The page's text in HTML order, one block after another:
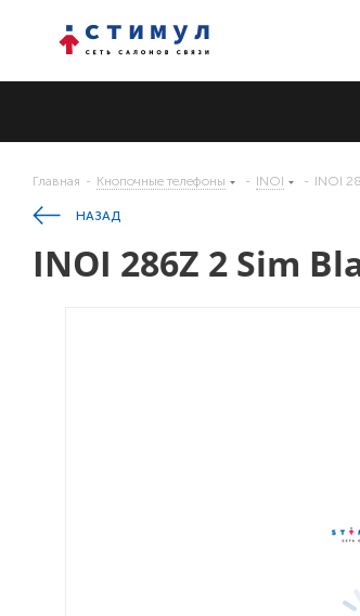
Главная - Кнопочные телефоны - INOI - INOI
НАЗАД
INOI 286Z 2 Sim